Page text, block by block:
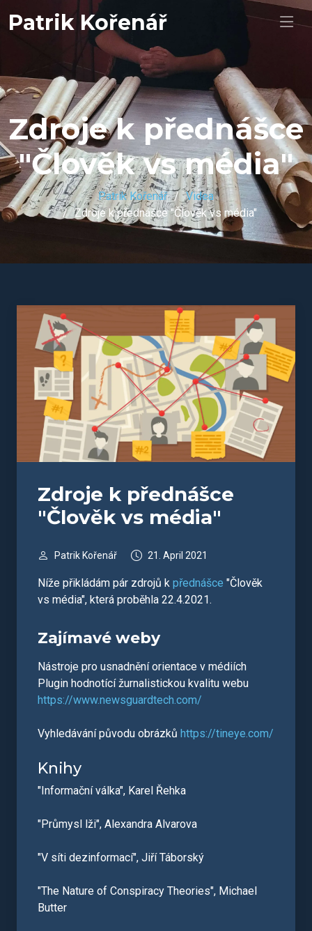
Patrik Kořenář
Zdroje k přednášce
"Člověk vs média"
Patrik Kořenář
Videa
Zdroje k přednášce "Člověk vs média"
Zdroje k přednášce
"Člověk vs média"
Patrik Kořenář 21. April 2021
Níže přikládám pár zdrojů k přednášce "Člověk
vs média", která proběhla 22.4.2021.
Zajímavé weby
Nástroje pro usnadnění orientace v médiích
Plugin hodnotící žurnalistickou kvalitu webu
https://www.newsguardtech.com/
Vyhledávání původu obrázků https://tineye.com/
Knihy
"Informační válka", Karel Řehka
"Průmysl lži", Alexandra Alvarova
"V síti dezinformací", Jiří Táborský
"The Nature of Conspiracy Theories", Michael
Butter